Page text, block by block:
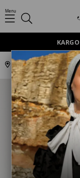
Menu
Anasayfa Outlet